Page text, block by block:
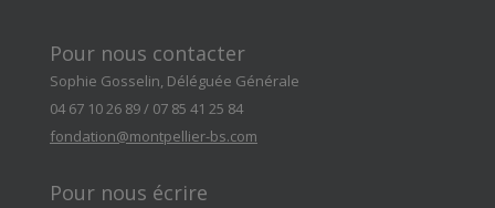
Pour nous contacter
Sophie Gosselin, Déléguée Générale
04 67 10 26 89 / 07 85 41 25 84
fondation@montpellier-bs.com
Pour nous écrire